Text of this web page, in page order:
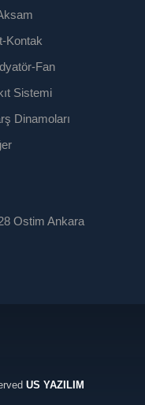
Kontak
Fan
Sistemi
Dinamoları
Ostim Ankara
US YAZILIM